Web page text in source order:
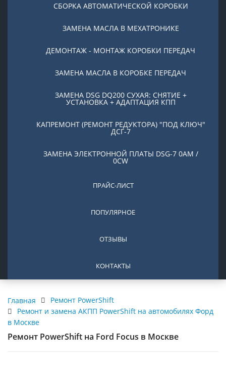
СБОРКА АВТОМАТИЧЕСКОЙ КОРОБКИ
ЗАМЕНА МАСЛА В МЕХАТРОНИКЕ
ДЕМОНТАЖ - МОНТАЖ КОРОБКИ ПЕРЕДАЧ
ЗАМЕНА МАСЛА В КОРОБКЕ ПЕРЕДАЧ
ЗАМЕНА DSG DQ200 СУХАЯ: СНЯТИЕ +
УСТАНОВКА + АДАПТАЦИЯ КПП
КАПРЕМОНТ (РЕМОНТ РЕДУКТОРА) "ПОД КЛЮЧ"
ДСГ-7
ЗАМЕНА ЭЛЕКТРОННОЙ ПЛАТЫ DSG-7 0AM /
0CW
ПРАЙС-ЛИСТ
ПОПУЛЯРНОЕ
ОТЗЫВЫ
КОНТАКТЫ
Главная
Ремонт PowerShift
Ремонт и замена АКПП PowerShift на автомобилях Форд
в Москве
Ремонт PowerShift на Ford Focus в Москве